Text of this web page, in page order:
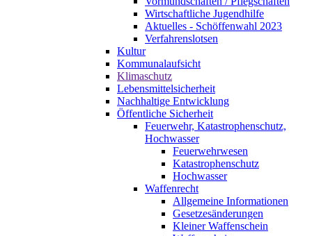
Wirtschaftliche Jugendhilfe
Aktuelles - Schöffenwahl 2023
Verfahrenslotsen
Kultur
Kommunalaufsicht
Klimaschutz
Lebensmittelsicherheit
Nachhaltige Entwicklung
Öffentliche Sicherheit
Feuerwehr, Katastrophenschutz,
Hochwasser
Feuerwehrwesen
Katastrophenschutz
Hochwasser
Waffenrecht
Allgemeine Informationen
Gesetzesänderungen
Kleiner Waffenschein